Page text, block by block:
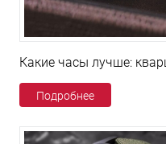
Какие часы лучше:
Подробнее